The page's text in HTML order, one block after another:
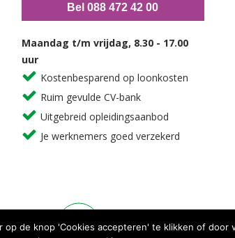
Bel 088 472 42 00
Maandag t/m vrijdag, 8.30 - 17.00
uur
Kostenbesparend op loonkosten
Ruim gevulde CV-bank
Uitgebreid opleidingsaanbod
Je werknemers goed verzekerd
de knop 'Cookies accepteren' te klikken of